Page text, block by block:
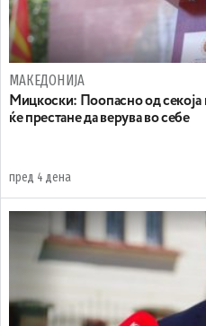
МАКЕДОНИЈА
Мицкоски: Поопасно од секоја
ќе престане да верува во себе
пред 4 дена